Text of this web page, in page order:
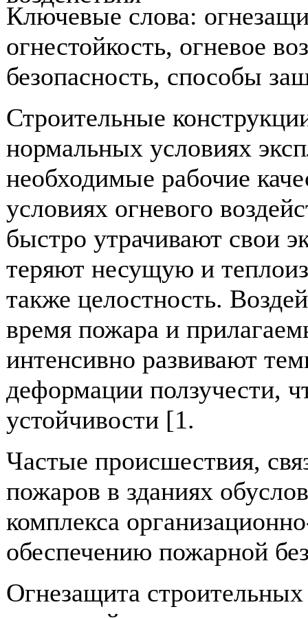
Ключевые слова:
огнестойкость, огневое
безопасность, способы
Строительные
нормальных условиях
необходимые рабочие
условиях огневого
быстро утрачивают свои
теряют несущую и
также целостность.
время пожара и
интенсивно развивают
деформации ползучести,
устойчивости [1.
Частые происшествия,
пожаров в зданиях
комплекса
обеспечению пожарной
Огнезащита строительных